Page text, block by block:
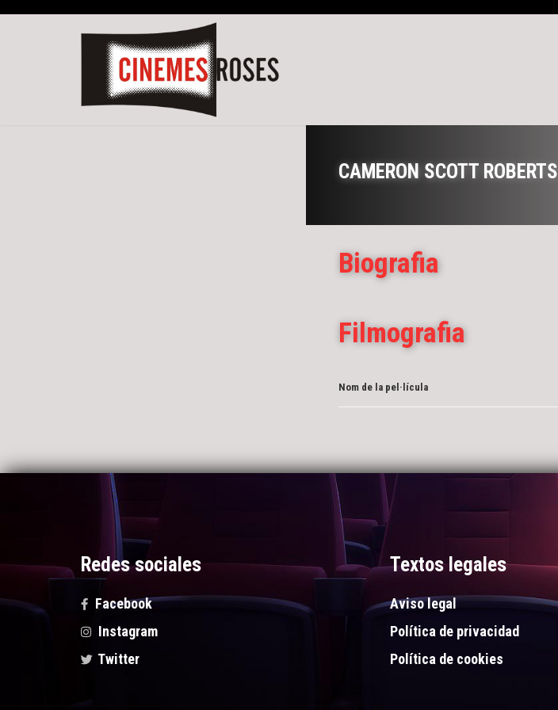
CAMERON SCOTT ROBERTS
Biografia
Filmografia
Nom de la pel·lícula
Redes sociales
Facebook
Instagram
Twitter
Textos legales
Aviso legal
Política de privacidad
Política de cookies